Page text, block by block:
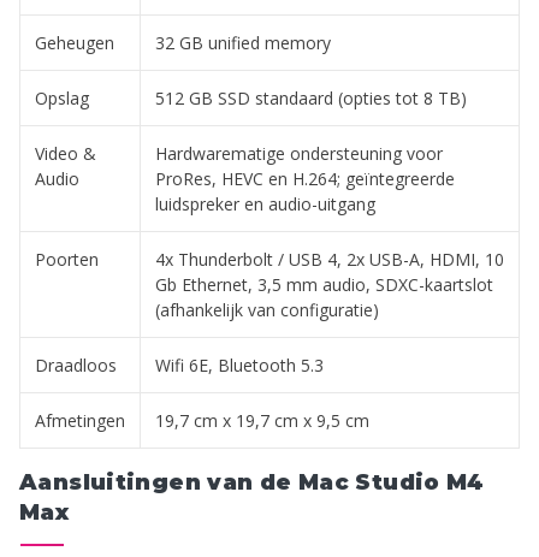
Geheugen 32 GB unified memory
Opslag 512 GB SSD standaard (opties tot 8 TB)
Video &
Audio
Hardwarematige ondersteuning voor
ProRes, HEVC en H.264; geïntegreerde
luidspreker en audio-uitgang
Poorten
4x Thunderbolt / USB 4, 2x USB-A, HDMI, 10
Gb Ethernet, 3,5 mm audio, SDXC-kaartslot
(afhankelijk van configuratie)
Draadloos Wifi 6E, Bluetooth 5.3
Afmetingen 19,7 cm x 19,7 cm x 9,5 cm
Aansluitingen van de Mac Studio M4
Max